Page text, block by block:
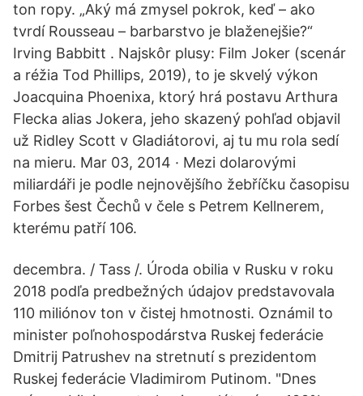
ton ropy. „Aký má zmysel pokrok, keď – ako
tvrdí Rousseau – barbarstvo je blaženejšie?“
Irving Babbitt . Najskôr plusy: Film Joker (scenár
a réžia Tod Phillips, 2019), to je skvelý výkon
Joacquina Phoenixa, ktorý hrá postavu Arthura
Flecka alias Jokera, jeho skazený pohľad objavil
už Ridley Scott v Gladiátorovi, aj tu mu rola sedí
na mieru. Mar 03, 2014 · Mezi dolarovými
miliardáři je podle nejnovějšího žebříčku časopisu
Forbes šest Čechů v čele s Petrem Kellnerem,
kterému patří 106.
decembra. / Tass /. Úroda obilia v Rusku v roku
2018 podľa predbežných údajov predstavovala
110 miliónov ton v čistej hmotnosti. Oznámil to
minister poľnohospodárstva Ruskej federácie
Dmitrij Patrushev na stretnutí s prezidentom
Ruskej federácie Vladimirom Putinom. "Dnes